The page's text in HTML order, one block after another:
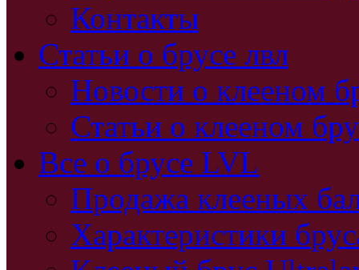
Контакты
Статьи о брусе лвл
Новости о клееном
Статьи о клееном
Все о брусе LVL
Продажа клееных
Характеристики